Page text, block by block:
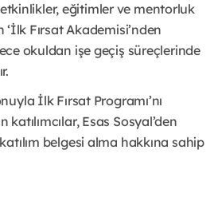
eğitimler ve mentorluk
Fırsat Akademisi’nden
okuldan işe geçiş süreçlerinde
İlk Fırsat Programı’nı
Esas Sosyal’den
belgesi alma hakkına sahip